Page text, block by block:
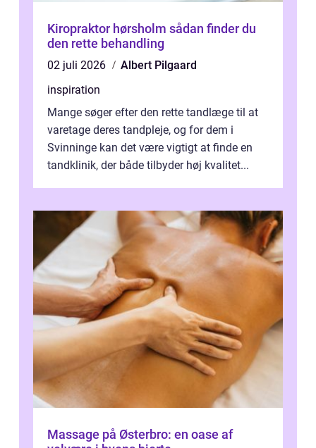
Kiropraktor hørsholm sådan finder du
den rette behandling
02 juli 2026
Albert Pilgaard
inspiration
Mange søger efter den rette tandlæge til at
varetage deres tandpleje, og for dem i
Svinninge kan det være vigtigt at finde en
tandklinik, der både tilbyder høj kvalitet...
Massage på Østerbro: en oase af